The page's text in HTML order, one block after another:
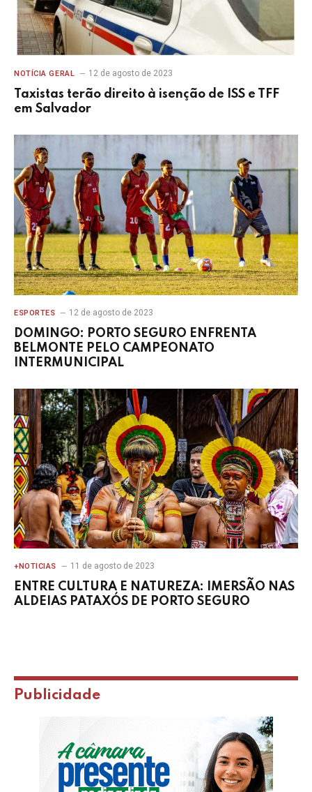
NOTÍCIA GERAL 12 de agosto de 2023
Taxistas terão direito à isenção de ISS e TFF
em Salvador
ESPORTES 12 de agosto de 2023
DOMINGO: PORTO SEGURO ENFRENTA
BELMONTE PELO CAMPEONATO
INTERMUNICIPAL
+NOTICIAS 11 de agosto de 2023
ENTRE CULTURA E NATUREZA: IMERSÃO NAS
ALDEIAS PATAXÓS DE PORTO SEGURO
Publicidade